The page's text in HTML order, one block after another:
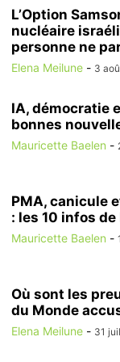
L’Option
nucléaire
personne ne
Elena Meilune - 3
IA, démocratie
bonnes
Mauricette Baelen -
PMA, canicule
: les 10 infos de
Mauricette Baelen -
Où sont les
du Monde
Elena Meilune - 31